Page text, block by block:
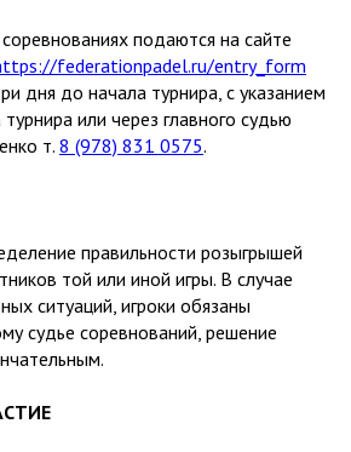
подаются на сайте
federationpadel.ru/entry_form
дня до начала турнира, с указанием
или через главного судью
т. 8 (978) 831 0575.
правильности розыгрышей
той или иной игры. В случае
ситуаций, игроки обязаны
судье соревнований, решение